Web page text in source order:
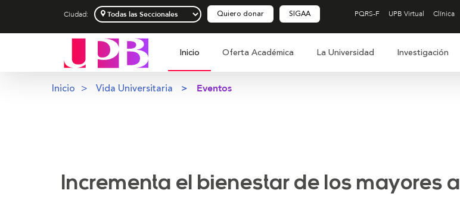
Ciudad: Quiero donar SIGAA PQRS-F UPB Virtual Clínica
Inicio Oferta Académica La Universidad Investigación
Inicio Vida Universitaria Eventos
Incrementa el bienestar de los mayores a